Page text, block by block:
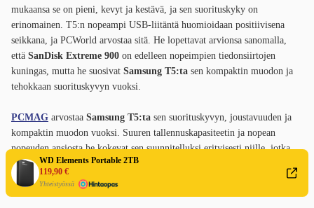
WD Elements Portable 2TB
119,90 €
Yhteistyössä
mukaansa se on pieni, kevyt ja kestävä, ja sen suorituskyky on
erinomainen. T5:n nopeampi USB-liitäntä huomioidaan positiivisena
seikkana, ja PCWorld arvostaa sitä. He lopettavat arvionsa sanomalla,
että SanDisk Extreme 900 on edelleen nopeimpien tiedonsiirtojen
kuningas, mutta he suosivat Samsung T5:ta sen kompaktin muodon ja
tehokkaan suorituskyvyn vuoksi.
PCMAG arvostaa Samsung T5:ta sen suorituskyvyn, joustavuuden ja
kompaktin muodon vuoksi. Suuren tallennuskapasiteetin ja nopean
nopeuden ansiosta he kokevat sen suunnitelluksi erityisesti niille, jotka
tarvitsevat nopeaa tiedonsiirtoa suurille tiedostoille. Haittapuolena he
mainitsevat hinnan.